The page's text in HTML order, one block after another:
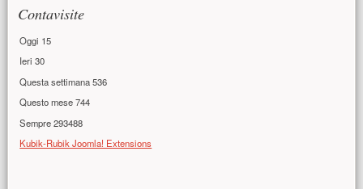
Contavisite
Oggi 15
Ieri30
Questa settimana536
Questo mese744
Sempre293488
Kubik-Rubik Joomla! Extensions